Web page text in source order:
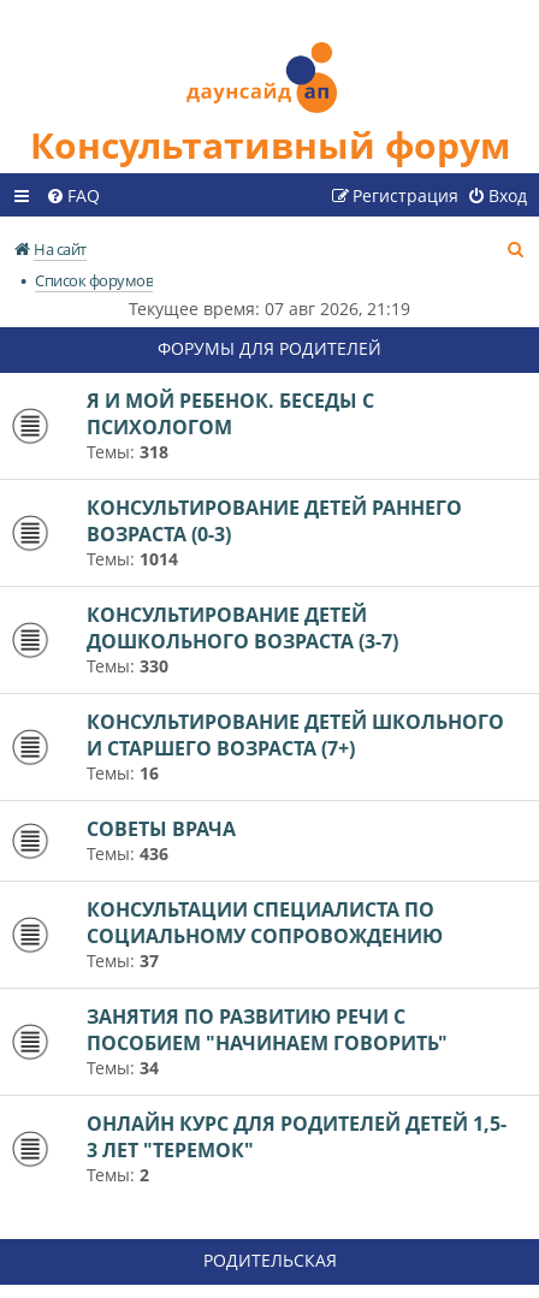
Консультативный форум
FAQ Вход
Регистрация
На сайт
Список форумов
к
Текущее время: 07 авг 2026, 21:19
ФОРУМЫ ДЛЯ РОДИТЕЛЕЙ
Я И МОЙ РЕБЕНОК. БЕСЕДЫ С
ПСИХОЛОГОМ
Темы: 318
КОНСУЛЬТИРОВАНИЕ ДЕТЕЙ РАННЕГО
ВОЗРАСТА (0-3)
Темы: 1014
КОНСУЛЬТИРОВАНИЕ ДЕТЕЙ
ДОШКОЛЬНОГО ВОЗРАСТА (3-7)
Темы: 330
КОНСУЛЬТИРОВАНИЕ ДЕТЕЙ ШКОЛЬНОГО
И СТАРШЕГО ВОЗРАСТА (7+)
Темы: 16
СОВЕТЫ ВРАЧА
Темы: 436
КОНСУЛЬТАЦИИ СПЕЦИАЛИСТА ПО
СОЦИАЛЬНОМУ СОПРОВОЖДЕНИЮ
Темы: 37
ЗАНЯТИЯ ПО РАЗВИТИЮ РЕЧИ С
ПОСОБИЕМ "НАЧИНАЕМ ГОВОРИТЬ"
Темы: 34
ОНЛАЙН КУРС ДЛЯ РОДИТЕЛЕЙ ДЕТЕЙ 1,5-
3 ЛЕТ "ТЕРЕМОК"
Темы: 2
РОДИТЕЛЬСКАЯ